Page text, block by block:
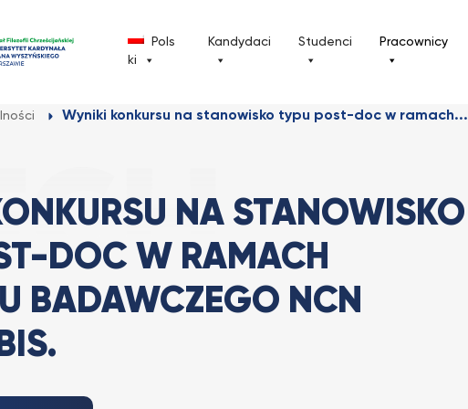
Pols
ki
Kandydaci Studenci Pracownicy
Wyniki konkursu na stanowisko typu post-doc w ramach...
NA STANOWISKO
DOC W RAMACH
BADAWCZEGO NCN